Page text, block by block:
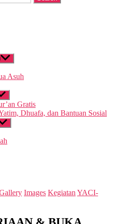
Asuh
Gratis
Dhuafa, dan Bantuan Sosial
Images Kegiatan YACI-